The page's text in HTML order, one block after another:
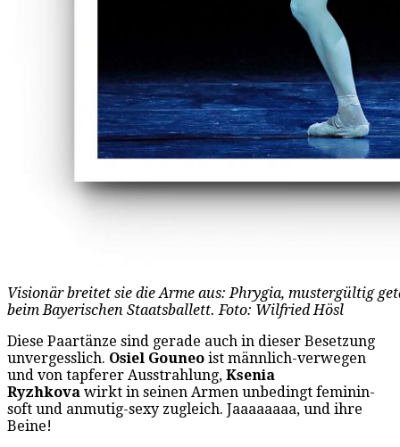
Visionär breitet sie die Arme aus: Phrygia, mustergültig
beim Bayerischen Staatsballett. Foto: Wilfried Hösl
Diese Paartänze sind gerade auch in dieser Besetzung
unvergesslich. Osiel Gouneo ist männlich-verwegen
und von tapferer Ausstrahlung, Ksenia
Ryzhkova wirkt in seinen Armen unbedingt feminin-
soft und anmutig-sexy zugleich. Jaaaaaaaa, und ihre
Beine!